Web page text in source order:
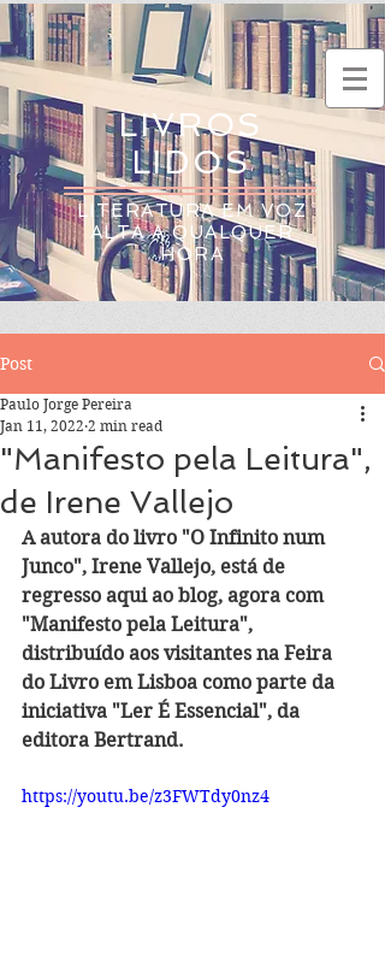
LIVROS
LIDOS
LITERATURA EM VOZ
ALTA A QUALQUER
HORA
Post
"Manifesto pela Leitura",
de Irene Vallejo
Paulo Jorge Pereira
Jan 11, 2022 2 min read
A autora do livro "O Infinito num
Junco", Irene Vallejo, está de
regresso aqui ao blog, agora com
"Manifesto pela Leitura",
distribuído aos visitantes na Feira
do Livro em Lisboa como parte da
iniciativa "Ler É Essencial", da
editora Bertrand.
https://youtu.be/z3FWTdy0nz4